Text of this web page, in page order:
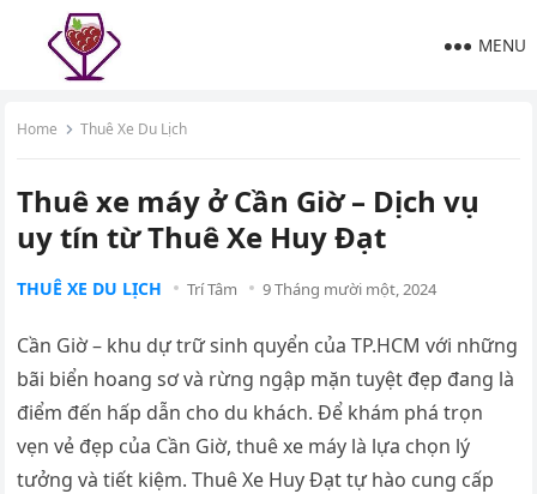
MENU
Home Thuê Xe Du Lịch
Thuê xe máy ở Cần Giờ – Dịch vụ
uy tín từ Thuê Xe Huy Đạt
THUÊ XE DU LỊCH Trí Tâm 9 Tháng mười một, 2024
Cần Giờ – khu dự trữ sinh quyển của TP.HCM với những
bãi biển hoang sơ và rừng ngập mặn tuyệt đẹp đang là
điểm đến hấp dẫn cho du khách. Để khám phá trọn
vẹn vẻ đẹp của Cần Giờ, thuê xe máy là lựa chọn lý
tưởng và tiết kiệm. Thuê Xe Huy Đạt tự hào cung cấp